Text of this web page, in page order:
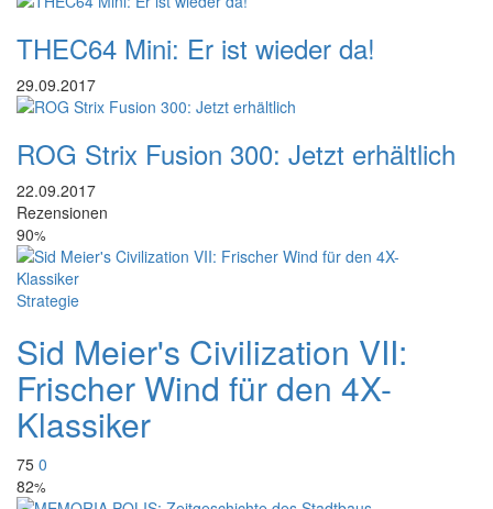
THEC64 Mini: Er ist wieder da!
29.09.2017
ROG Strix Fusion 300: Jetzt erhältlich
22.09.2017
Rezensionen
90%
Strategie
Sid Meier's Civilization VII:
Frischer Wind für den 4X-
Klassiker
75 0
82%